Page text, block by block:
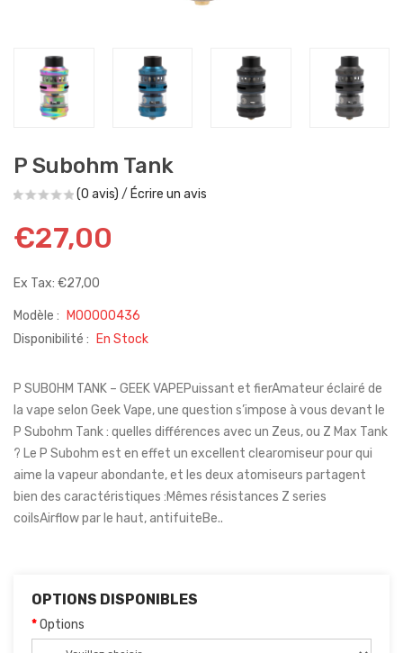
P Subohm Tank
(0 avis) / Écrire un avis
€27,00
Ex Tax: €27,00
Modèle :
M00000436
Disponibilité :
En Stock
P SUBOHM TANK – GEEK VAPEPuissant et fierAmateur éclairé de
la vape selon Geek Vape, une question s’impose à vous devant le
P Subohm Tank : quelles différences avec un Zeus, ou Z Max Tank
? Le P Subohm est en effet un excellent clearomiseur pour qui
aime la vapeur abondante, et les deux atomiseurs partagent
bien des caractéristiques :Mêmes résistances Z series
coilsAirflow par le haut, antifuiteBe..
OPTIONS DISPONIBLES
Options